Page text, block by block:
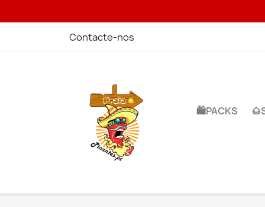
Contacte-nos
🛍️PACKS